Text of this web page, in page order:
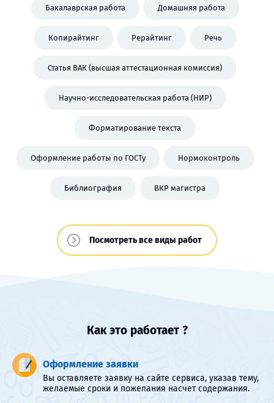
Бакалаврская работа Домашняя работа
Копирайтинг Рерайтинг Речь
Статья ВАК (высшая аттестационная комиссия)
Научно-исследовательская работа (НИР)
Форматирование текста
Оформление работы по ГОСТу Нормоконтроль
Библиография ВКР магистра
Посмотреть все виды работ
Как это работает ?
Оформление заявки
Вы оставляете заявку на сайте сервиса, указав тему,
желаемые сроки и пожелания насчет содержания.